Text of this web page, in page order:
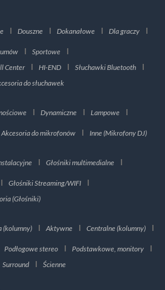
Douszne Dokanałowe Dla graczy
Sportowe
Center
HI-END
Słuchawki Bluetooth
do słuchawek
Dynamiczne Lampowe
Akcesoria do mikrofonów Inne (Mikrofony DJ)
Głośniki multimedialne
Głośniki Streaming/WIFI
(Głośniki)
(kolumny) Aktywne Centralne (kolumny)
Podłogowe stereo
Podstawkowe, monitory
Surround Ścienne